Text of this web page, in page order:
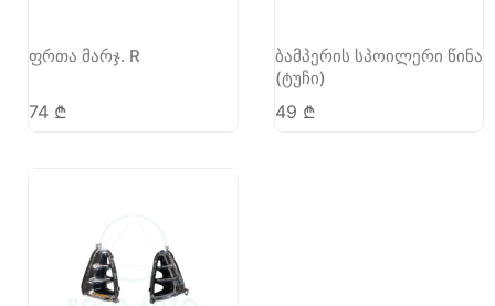
ფრთა მარჯ. R
74 ₾
ბამპერის სპოილერი წინა
(ტუჩი)
49 ₾